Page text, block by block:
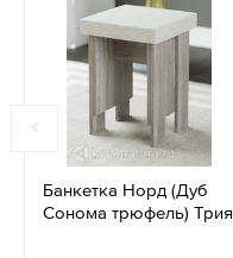
Банкетка Норд (Дуб
Сонома трюфель) Трия